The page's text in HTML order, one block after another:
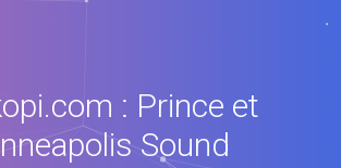
: Prince et
Sound